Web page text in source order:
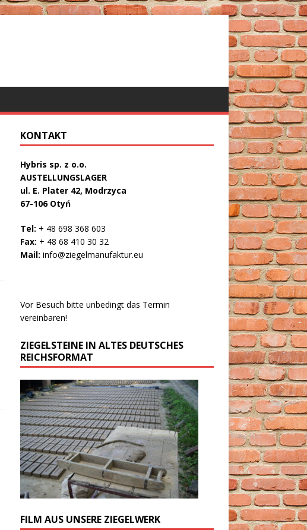
KONTAKT
Hybris sp. z o.o.
AUSTELLUNGSLAGER
ul. E. Plater 42, Modrzyca
67-106 Otyń
Tel: + 48 698 368 603
Fax: + 48 68 410 30 32
Mail: info@ziegelmanufaktur.eu
Vor Besuch bitte unbedingt das Termin
vereinbaren!
ZIEGELSTEINE IN ALTES DEUTSCHES
REICHSFORMAT
FILM AUS UNSERE ZIEGELWERK